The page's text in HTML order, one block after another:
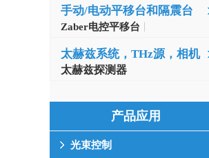
手动/电动平移台和隔震台
Zaber电控平移台
太赫兹系统，THz源，相机
太赫兹探测器
产品应用
光束控制